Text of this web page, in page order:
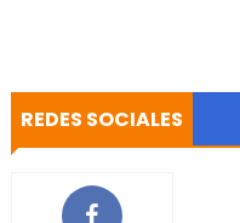
REDES SOCIALES